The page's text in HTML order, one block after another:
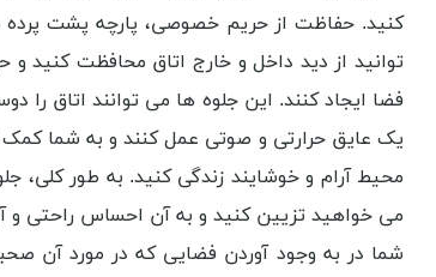
کنید. حفاظت از حریم خصوصی، پارچه پشت پرده
توانید از دید داخل و خارج اتاق محافظت کنید
فضا ایجاد کنند. این جلوه ها می توانند اتاق
یک عایق حرارتی و صوتی عمل کنند و به شما کمک
محیط آرام و خوشایند زندگی کنید. به طور کلی،
می خواهید تزیین کنید و به آن احساس راحتی و
شما در به وجود آوردن فضایی که در مورد آن